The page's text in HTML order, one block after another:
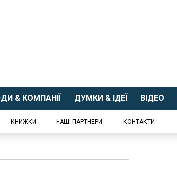
& КОМПАНІЇ ДУМКИ & ІДЕЇ ВІДЕО
КНИЖКИ НАШІ ПАРТНЕРИ КОНТАКТИ